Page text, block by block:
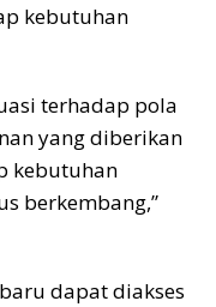
kebutuhan
terhadap pola
yang diberikan
kebutuhan
berkembang,”
dapat diakses